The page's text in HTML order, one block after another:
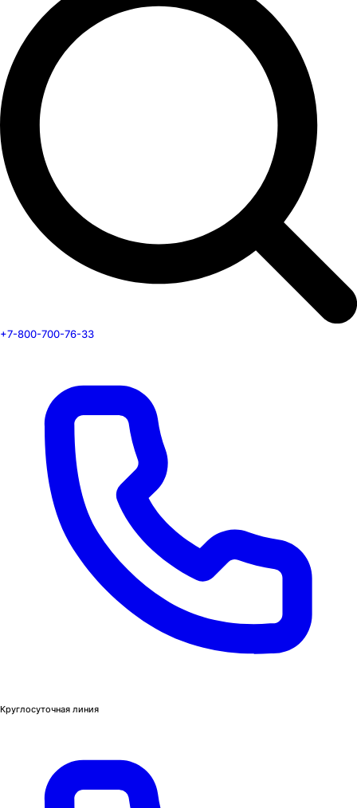
+7-800-700-76-33
Круглосуточная линия